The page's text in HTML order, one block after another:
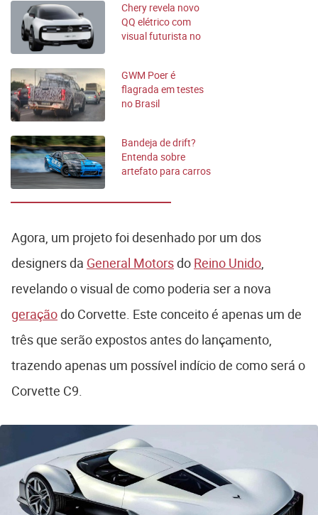
Chery revela novo
QQ elétrico com
visual futurista no
GWM Poer é
flagrada em testes
no Brasil
Bandeja de drift?
Entenda sobre
artefato para carros
Agora, um projeto foi desenhado por um dos
designers da General Motorsdo Reino Unido,
revelando o visual de como poderia ser a nova
geraçãodo Corvette. Este conceito é apenas um de
três que serão expostos antes do lançamento,
trazendo apenas um possível indício de como será o
Corvette C9.